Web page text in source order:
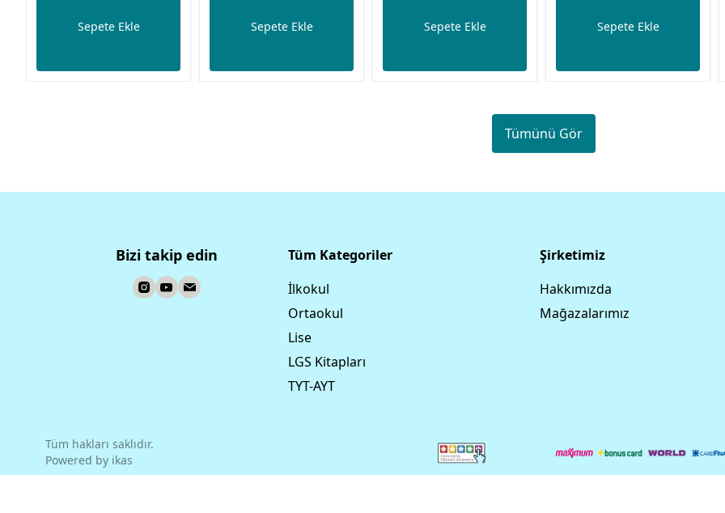
Sepete Ekle Sepete Ekle Sepete Ekle Sepete Ekle
Tümünü Gör
Bizi takip edin
Tüm Kategoriler
İlkokul
Ortaokul
Lise
LGS Kitapları
TYT-AYT
Şirketimiz
Hakkımızda
Mağazalarımız
Tüm hakları saklıdır.
Powered by ikas